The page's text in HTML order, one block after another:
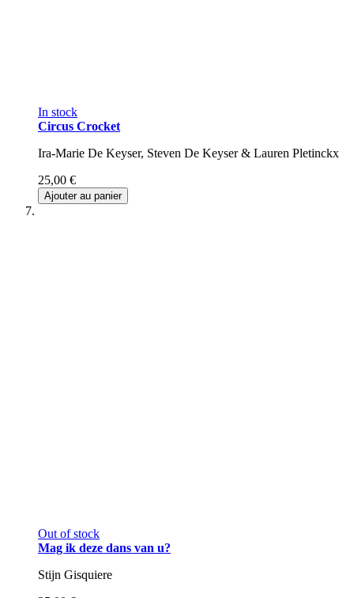
In stock
Circus Crocket
Ira-Marie De Keyser, Steven De Keyser & Lauren Pletinckx
25,00 €
Ajouter au panier
Out of stock
Mag ik deze dans van u?
Stijn Gisquiere